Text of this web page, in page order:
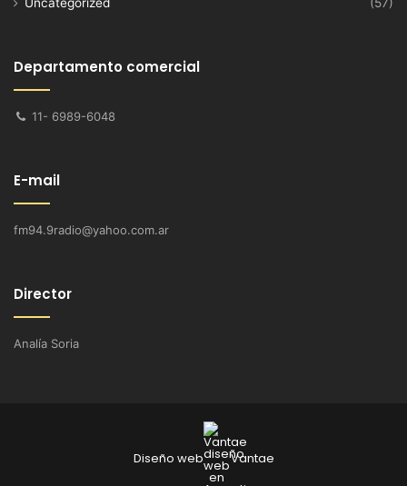
Departamento comercial
11- 6989-6048
E-mail
fm94.9radio@yahoo.com.ar
Director
Analía Soria
Diseño web Vantae